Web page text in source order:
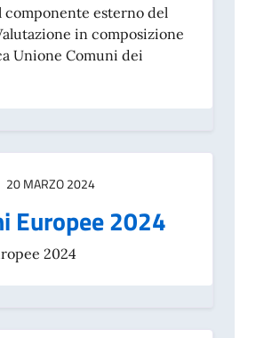
componente esterno del
in composizione
Unione Comuni dei
20 MARZO 2024
Europee 2024
2024